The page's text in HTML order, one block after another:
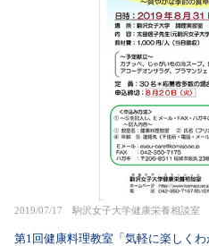
2019/07/17 駒沢女子大学健康栄養相談室
第1回健康料理教室「気軽に楽しく